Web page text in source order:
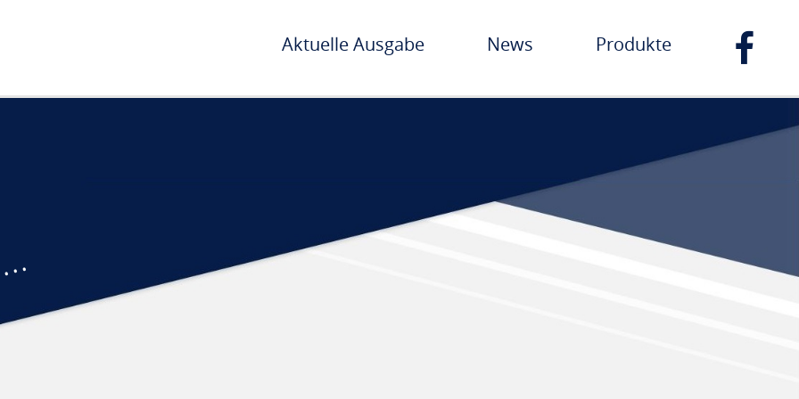
Aktuelle Ausgabe News Produkte